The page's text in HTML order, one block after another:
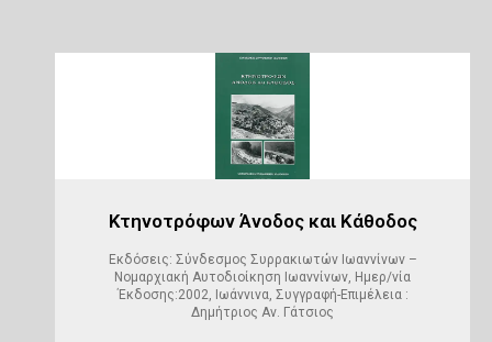
Κτηνοτρόφων Άνοδος και Κάθοδος
Εκδόσεις: Σύνδεσμος Συρρακιωτών Ιωαννίνων –
Νομαρχιακή Αυτοδιοίκηση Ιωαννίνων, Ημερ/νία
Έκδοσης:2002, Ιωάννινα, Συγγραφή-Επιμέλεια :
Δημήτριος Αν. Γάτσιος